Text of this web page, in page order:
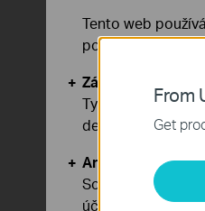
From
Get
Tento web
používáním
Základní cookies
Tyto cookies jsou
deaktivovat.
Analytické a
Soubory cookie
účelem zlepšení